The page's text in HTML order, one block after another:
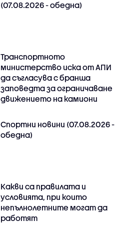
(07.08.2026 - обедна)
Транспортното
министерство иска от АПИ
да съгласува с бранша
заповедта за ограничаване
движението на камиони
Спортни новини (07.08.2026 -
обедна)
Какви са правилата и
условията, при които
непълнолетните могат да
работят